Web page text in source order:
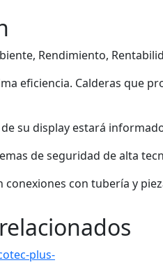
Rendimiento,
eficiencia. Calderas que
de su display estará
de seguridad de alta
conexiones con tubería y